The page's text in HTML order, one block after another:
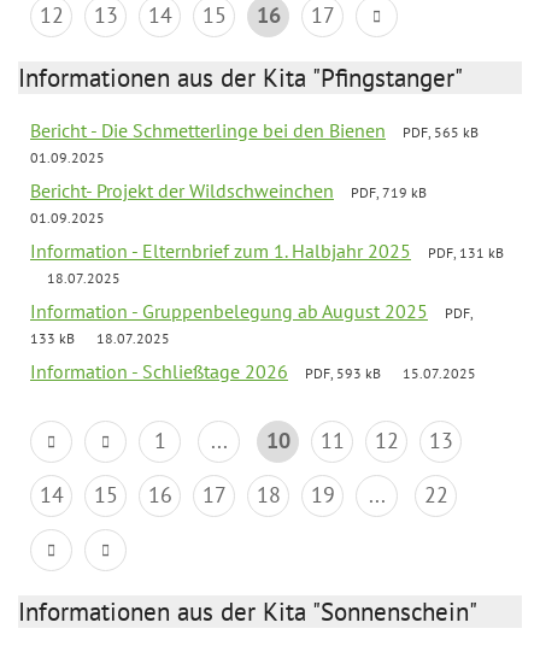
12
13 14 15 16 17
Informationen aus der Kita "Pfingstanger"
Bericht - Die Schmetterlinge bei den Bienen
PDF, 565 kB
01.09.2025
Bericht- Projekt der Wildschweinchen
PDF, 719 kB
01.09.2025
Information - Elternbrief zum 1. Halbjahr 2025
PDF, 131 kB
18.07.2025
Information - Gruppenbelegung ab August 2025
PDF,
133 kB
18.07.2025
Information - Schließtage 2026 PDF, 593 kB 15.07.2025
1 ... 10 11 12
13
14
15 16 17 18 19 ... 22
Informationen aus der Kita "Sonnenschein"